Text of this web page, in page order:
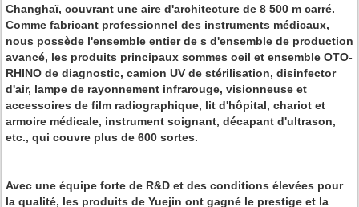
Changhaï, couvrant une aire d'architecture de 8 500 m carré.
Comme fabricant professionnel des instruments médicaux,
nous possède l'ensemble entier de s d'ensemble de production
avancé, les produits principaux sommes oeil et ensemble OTO-
RHINO de diagnostic, camion UV de stérilisation, disinfector
d'air, lampe de rayonnement infrarouge, visionneuse et
accessoires de film radiographique, lit d'hôpital, chariot et
armoire médicale, instrument soignant, décapant d'ultrason,
etc., qui couvre plus de 600 sortes.
Avec une équipe forte de R&D et des conditions élevées pour
la qualité, les produits de Yuejin ont gagné le prestige et la